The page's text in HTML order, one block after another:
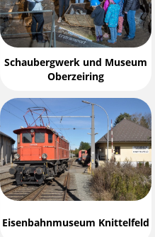
Schaubergwerk und Museum
Oberzeiring
Eisenbahnmuseum Knittelfeld